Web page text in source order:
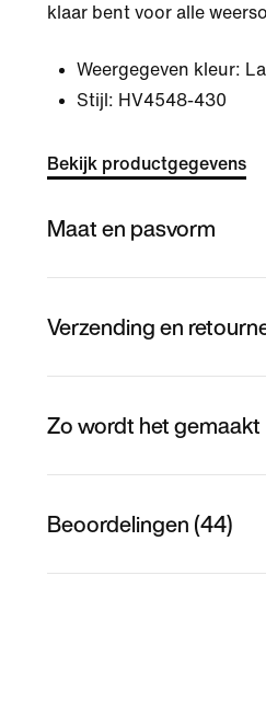
klaar bent voor alle
Weergegeven kleur:
Stijl: HV4548-430
Bekijk productgegevens
Maat en pasvorm
Verzending en
Zo wordt het gemaakt
Beoordelingen (44)